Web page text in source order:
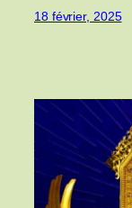
18 février, 2025